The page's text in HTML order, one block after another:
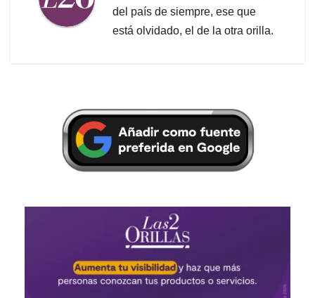
del país de siempre, ese que
está olvidado, el de la otra orilla.